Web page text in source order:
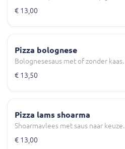
€ 13,00
Pizza bolognese
Bolognesesaus met of zonder kaas.
€ 13,50
Pizza lams shoarma
Shoarmavlees met saus naar keuze.
€ 13,00